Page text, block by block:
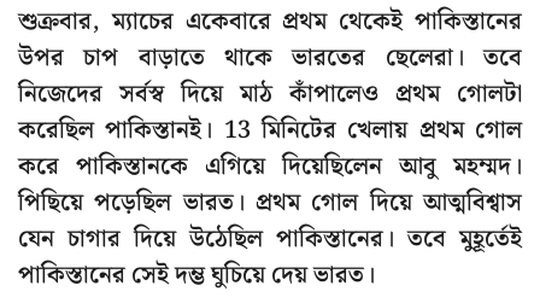
শুক্রবার, ম্যাচের একেবারে প্রথম থেকেই পাকিস্তানের
উপর চাপ বাড়াতে থাকে ভারতের ছেলেরা। তবে
নিজেদের সর্বস্ব দিয়ে মাঠ কাঁপালেও প্রথম গোলটা
করেছিল পাকিস্তানই। 13 মিনিটের খেলায় প্রথম গোল
করে পাকিস্তানকে এগিয়ে দিয়েছিলেন আবু মহম্মদ।
পিছিয়ে পড়েছিল ভারত। প্রথম গোল দিয়ে আত্মবিশ্বাস
যেন চাগার দিয়ে উঠেছিল পাকিস্তানের। তবে মুহূর্তেই
পাকিস্তানের সেই দম্ভ ঘুচিয়ে দেয় ভারত।